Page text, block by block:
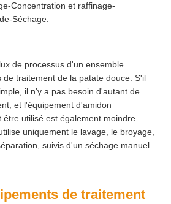
Concentration et raffinage-
Séchage.
de processus d'un ensemble
traitement de la patate douce. S'il
il n'y a pas besoin d'autant de
et l'équipement d'amidon
utilisé est également moindre.
uniquement le lavage, le broyage,
suivis d'un séchage manuel.
de traitement